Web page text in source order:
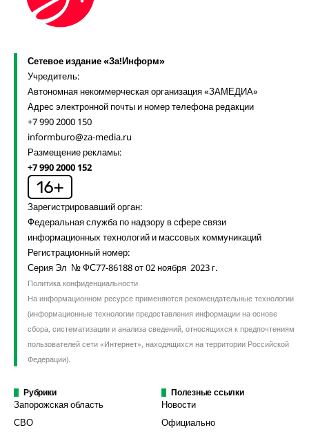
Сетевое издание «За!Информ»
Учредитель:
Автономная некоммерческая организация «ЗАМЕДИА»
Адрес электронной почты и номер телефона редакции
+7 990 2000 150
informburo@za-media.ru
Размещение рекламы:
+7 990 2000 152
Зарегистрировавший орган:
Федеральная служба по надзору в сфере связи
информационных технологий и массовых коммуникаций
Регистрационный номер:
Серия Эл № ФС77-86188 от 02 ноября 2023 г.
Политика конфиденциальности
На информационном ресурсе применяются рекомендательные технологии
(информационные технологии предоставления информации на основе
сбора, систематизации и анализа сведений, относящихся к предпочтениям
пользователей сети «Интернет», находящихся на территории Российской
Федерации).
Рубрики
Запорожская область
СВО
Полезные ссылки
Новости
Официально